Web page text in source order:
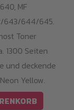
MF
643/644/645.
Toner
1300 Seiten
und deckende
Yellow.